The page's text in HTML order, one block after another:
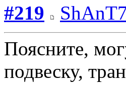
#219
Поясните,
подвеску,